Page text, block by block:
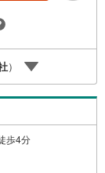
）
歩4分